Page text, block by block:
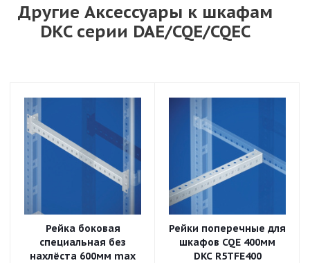
Другие Аксессуары к шкафам
DKC серии DAE/CQE/CQEC
Рейка боковая
специальная без
нахлёста 600мм max
Рейки поперечные для
шкафов CQE 400мм
DKC R5TFE400